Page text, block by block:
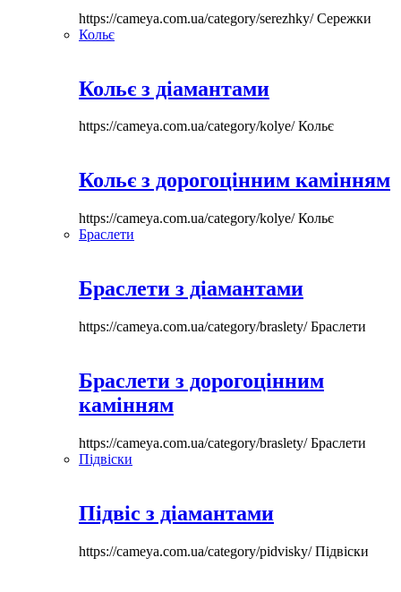
https://cameya.com.ua/category/serezhky/Сережки
Кольє
Кольє з діамантами
https://cameya.com.ua/category/kolye/Кольє
Кольє з дорогоцінним камінням
https://cameya.com.ua/category/kolye/Кольє
Браслети
Браслети з діамантами
https://cameya.com.ua/category/braslety/Браслети
Браслети з дорогоцінним
камінням
https://cameya.com.ua/category/braslety/Браслети
Підвіски
Підвіс з діамантами
https://cameya.com.ua/category/pidvisky/Підвіски